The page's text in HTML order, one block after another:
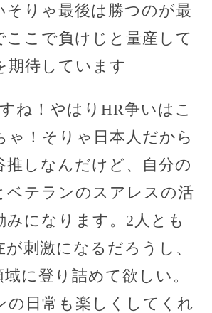
そりゃ最後は勝つのが最
ここで負けじと量産して
期待しています
ね！やはりHR争いはこ
ゃ！そりゃ日本人だから
推しなんだけど、自分の
ベテランのスアレスの活
みになります。2人とも
刺激になるだろうし、
に登り詰めて欲しい。
の日常も楽しくしてくれ